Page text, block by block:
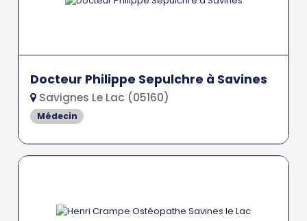
Docteur Philippe Sepulchre à Savines
Savignes Le Lac (05160)
Médecin